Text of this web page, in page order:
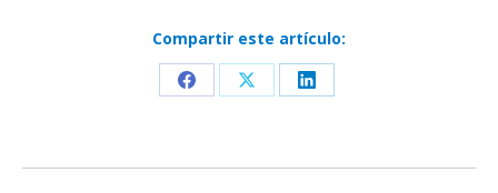
Compartir este artículo:
Share
Facebook
Share
X
Share
LinkedIn